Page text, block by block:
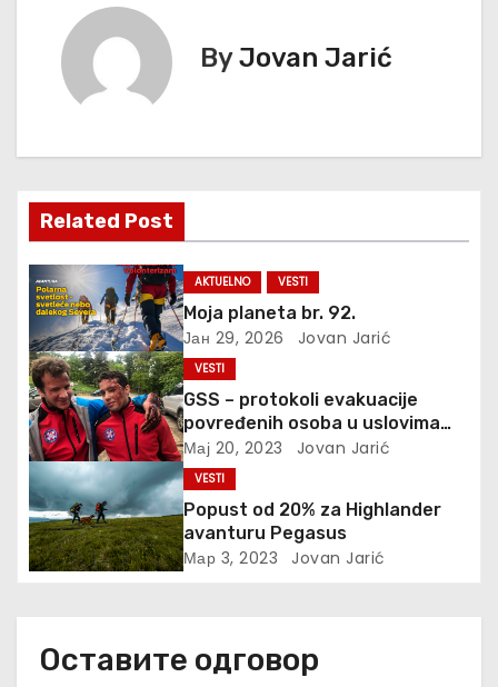
њ
е
ч
л
а
н
к
а
ByJovan Jarić
Related Post
AKTUELNO VESTI
Moja planeta br. 92.
Јан 29, 2026 Jovan Jarić
VESTI
GSS – protokoli evakuacije
povređenih osoba u uslovima
prirodnih katastrofa
Мај 20, 2023 Jovan Jarić
VESTI
Popust od 20% za Highlander
avanturu Pegasus
Мар 3, 2023 Jovan Jarić
Оставите одговор